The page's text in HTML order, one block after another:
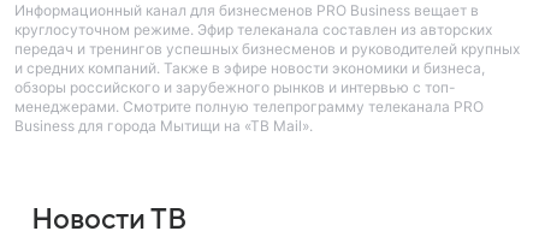
Информационный канал для бизнесменов PRO Business вещает в
круглосуточном режиме. Эфир телеканала составлен из авторских
передач и тренингов успешных бизнесменов и руководителей крупных
и средних компаний. Также в эфире новости экономики и бизнеса,
обзоры российского и зарубежного рынков и интервью с топ-
менеджерами. Смотрите полную телепрограмму телеканала PRO
Business для города Мытищи на «ТВ Mail».
Новости ТВ